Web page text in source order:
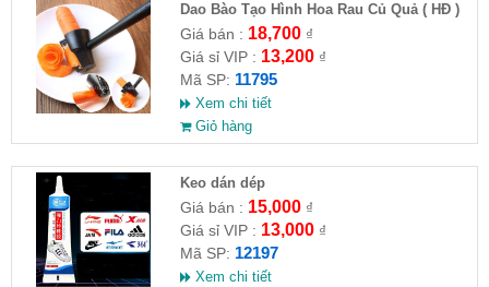
Dao Bào Tạo Hình Hoa Rau Củ Quả ( HĐ )
Giá bán : 18,700₫
Giá sỉ VIP : 13,200₫
Mã SP: 11795
Xem chi tiết
Giỏ hàng
Keo dán dép
Giá bán : 15,000₫
Giá sỉ VIP : 13,000₫
Mã SP: 12197
Xem chi tiết